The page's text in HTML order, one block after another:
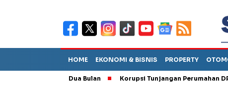
HOME EKONOMI & BISNIS PROPERTY
Korupsi Tunjangan Perumahan DPRD